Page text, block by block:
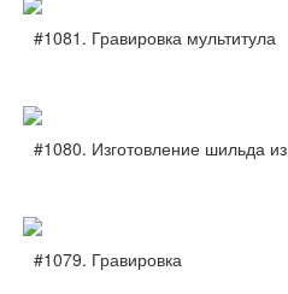
#1081. Гравировка мультитула
#1080. Изготовление шильда
#1079. Гравировка